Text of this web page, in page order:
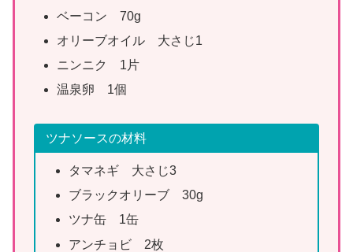
ベーコン 70g
オリーブオイル 大さじ1
ニンニク 1片
温泉卵 1個
ツナソースの材料
タマネギ 大さじ3
ブラックオリーブ 30g
ツナ缶 1缶
アンチョビ 2枚